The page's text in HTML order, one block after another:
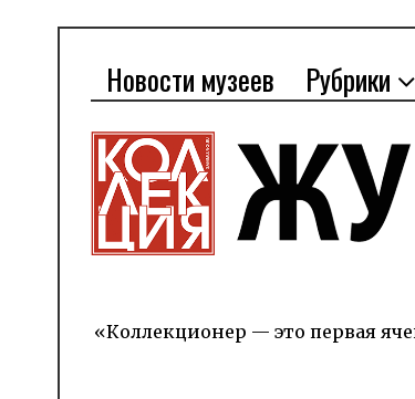
Новости музеев Рубрики
«Коллекционер — это первая